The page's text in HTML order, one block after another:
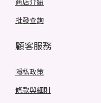
批發查詢
顧客服務
隱私政策
條款與細則